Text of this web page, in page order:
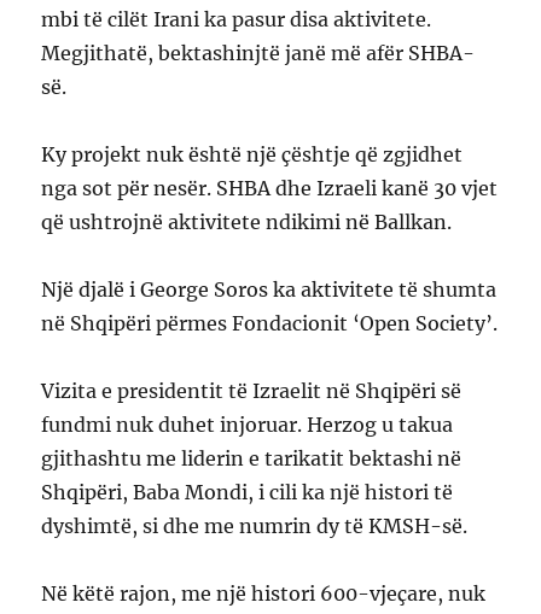
mbi të cilët Irani ka pasur disa aktivitete.
Megjithatë, bektashinjtë janë më afër SHBA-
së.
Ky projekt nuk është një çështje që zgjidhet
nga sot për nesër. SHBA dhe Izraeli kanë 30 vjet
që ushtrojnë aktivitete ndikimi në Ballkan.
Një djalë i George Soros ka aktivitete të shumta
në Shqipëri përmes Fondacionit ‘Open Society’.
Vizita e presidentit të Izraelit në Shqipëri së
fundmi nuk duhet injoruar. Herzog u takua
gjithashtu me liderin e tarikatit bektashi në
Shqipëri, Baba Mondi, i cili ka një histori të
dyshimtë, si dhe me numrin dy të KMSH-së.
Në këtë rajon, me një histori 600-vjeçare, nuk